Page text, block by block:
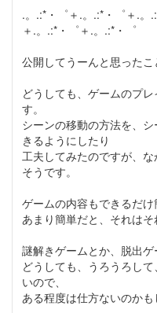
.。.:*・゜＋.。.:*・゜＋.。
＋.。.:*・゜＋.。.:*・゜
公開してうーんと思ったこ
どうしても、ゲームのプ
す。
シーンの移動の方法を、
きるようにしたり
工夫してみたのですが、
そうです。
ゲームの内容もできるだけ
あまり簡単だと、それは
謎解きゲームとか、脱出ゲ
どうしても、うろうろし
いので、
ある程度は仕方ないのかも